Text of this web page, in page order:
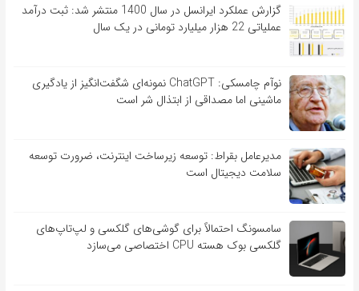
گزارش عملکرد ایرانسل در سال 1400 منتشر شد: ثبت درآمد
عملیاتی 22 هزار میلیارد تومانی در یک سال
نوآم چامسکی: ChatGPT نمونه‌ای شگفت‌انگیز از یادگیری
ماشینی اما مصداقی از ابتذال شر است
مدیرعامل بقراط: توسعه زیرساخت اینترنت، ضرورت توسعه
سلامت دیجیتال است
سامسونگ احتمالاً برای گوشی‌های گلکسی و لپ‌تاپ‌های
گلکسی بوک هسته CPU اختصاصی می‌سازد